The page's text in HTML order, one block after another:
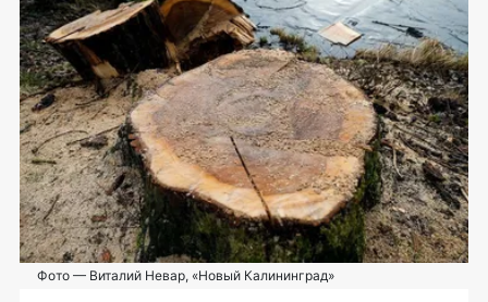
Фото — Виталий Невар, «Новый Калининград»